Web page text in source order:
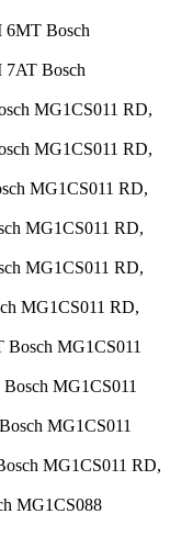
6MT Bosch
7AT Bosch
MG1CS011 RD,
MG1CS011 RD,
MG1CS011 RD,
MG1CS011 RD,
MG1CS011 RD,
MG1CS011 RD,
MG1CS011
MG1CS011
MG1CS011
MG1CS011 RD,
MG1CS088